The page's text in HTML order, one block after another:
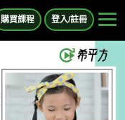
購買課程 登入/註冊